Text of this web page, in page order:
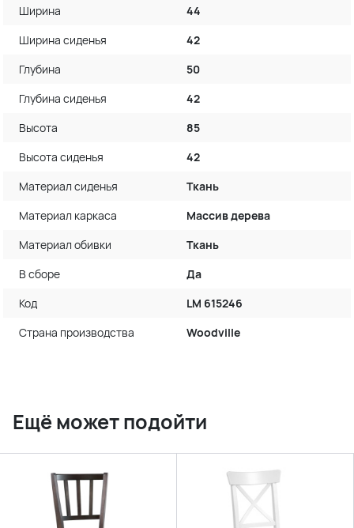
Ширина
44
Ширина сиденья
42
Глубина
50
Глубина сиденья
42
Высота
85
Высота сиденья
42
Материал сиденья
Ткань
Материал каркаса
Массив дерева
Материал обивки
Ткань
В сборе
Да
Код
LM 615246
Страна производства
Woodville
Ещё может подойти